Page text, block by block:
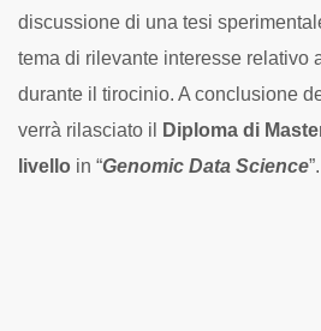
discussione di una tesi
tema di rilevante interesse relativo
durante il tirocinio. A conclusione
verrà rilasciato il
Diploma di
livello in “Genomic Data Science”.